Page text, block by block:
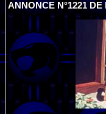
ANNONCE N°1221